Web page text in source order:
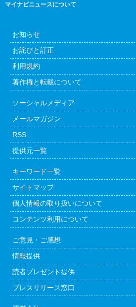
マイナビニュースについて
お知らせ
お詫びと訂正
利用規約
著作権と転載について
ソーシャルメディア
メールマガジン
RSS
提供元一覧
キーワード一覧
サイトマップ
個人情報の取り扱いについて
コンテンツ利用について
ご意見・ご感想
情報提供
読者プレゼント提供
プレスリリース窓口